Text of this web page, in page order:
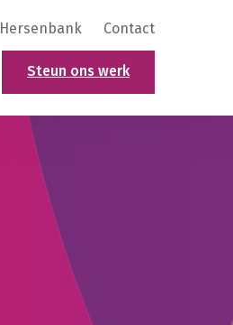
Hersenbank Contact
Steun ons werk